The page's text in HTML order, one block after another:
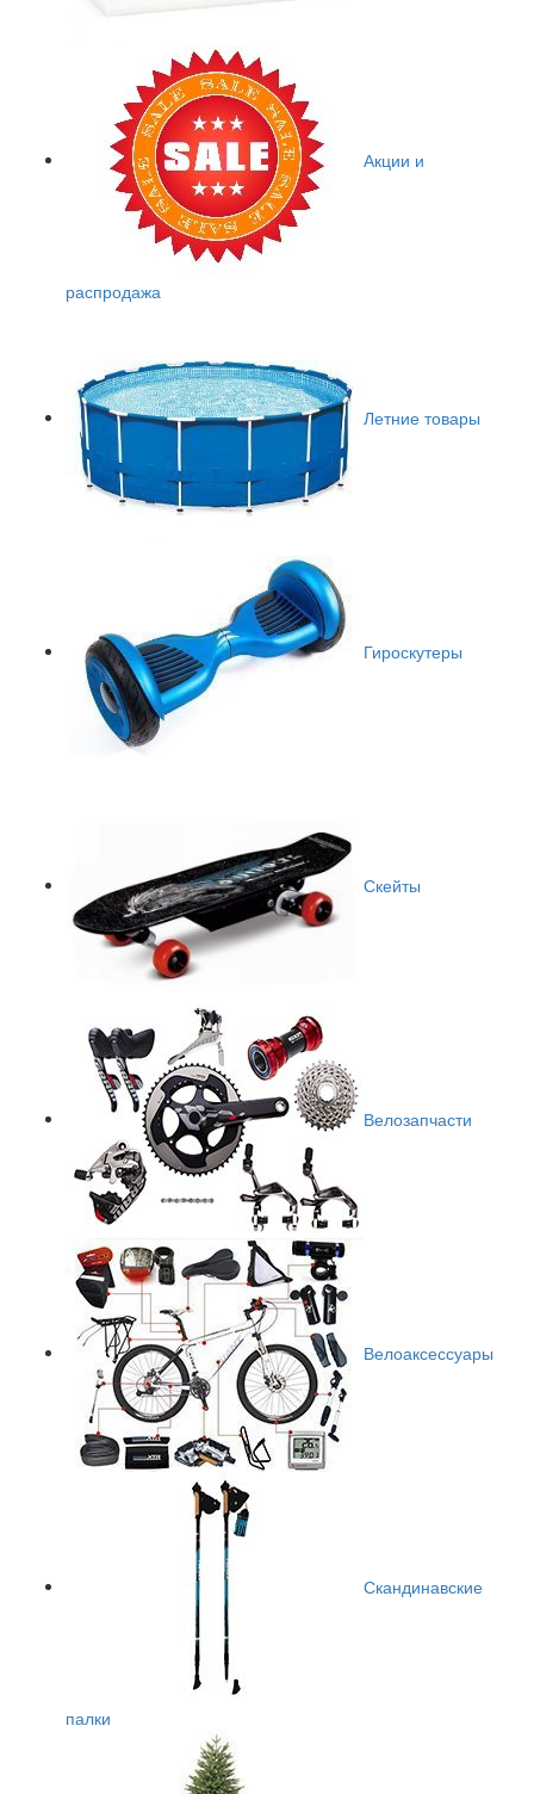
Акции и
распродажа
Летние товары
Гироскутеры
Скейты
Велозапчасти
Велоаксессуары
Скандинавские
палки